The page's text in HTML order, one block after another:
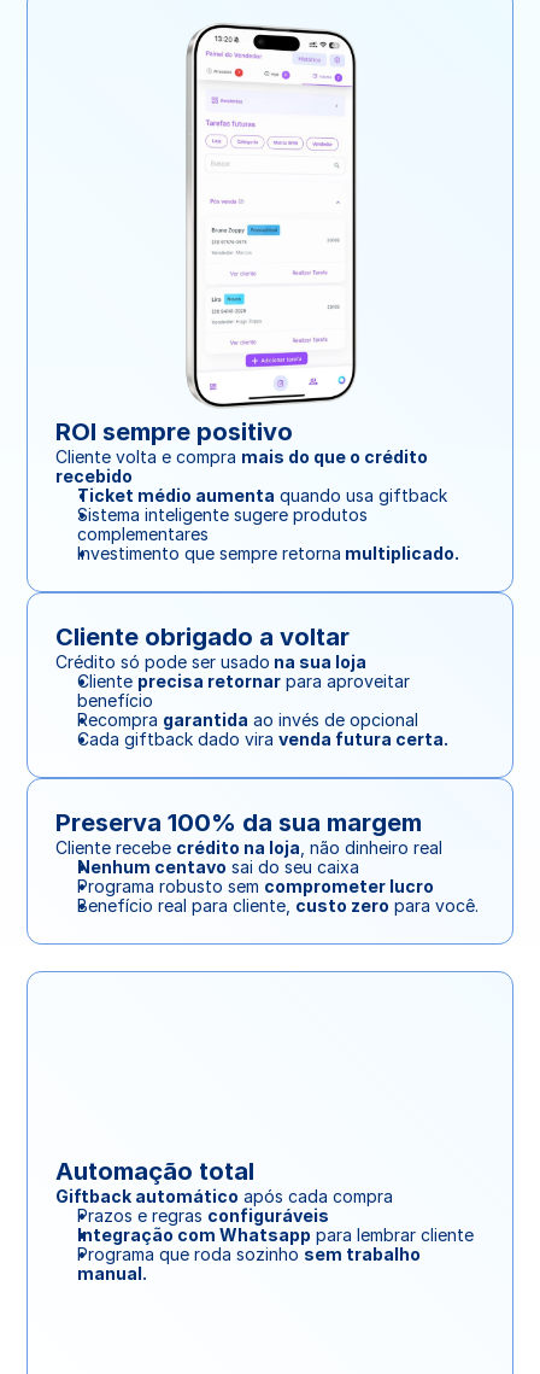
ROI sempre positivo
Cliente volta e compra mais do que o crédito
recebido
Ticket médio aumenta quando usa giftback
Sistema inteligente sugere produtos
complementares
Investimento que sempre retorna multiplicado.
Cliente obrigado a voltar
Crédito só pode ser usado na sua loja
Cliente precisa retornar para aproveitar
benefício
Recompra garantida ao invés de opcional
Cada giftback dado vira venda futura certa.
Preserva 100% da sua margem
Cliente recebe crédito na loja , não dinheiro real
Nenhum centavo sai do seu caixa
Programa robusto sem comprometer lucro
Benefício real para cliente, custo zero para você.
Automação total
Giftback automático após cada compra
Prazos e regras configuráveis
Integração com Whatsapp para lembrar cliente
Programa que roda sozinho sem trabalho
manual.